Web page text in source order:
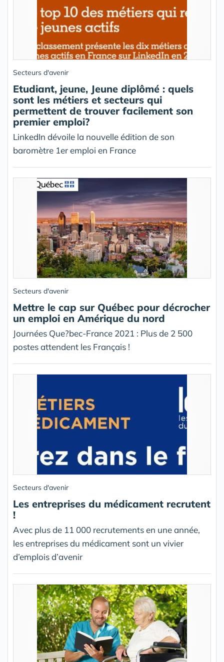
Secteurs d'avenir
Etudiant, jeune, Jeune diplômé : quels
sont les métiers et secteurs qui
permettent de trouver facilement son
premier emploi?
LinkedIn dévoile la nouvelle édition de son
baromètre 1er emploi en France
Secteurs d'avenir
Mettre le cap sur Québec pour décrocher
un emploi en Amérique du nord
Journées Que?bec-France 2021 : Plus de 2 500
postes attendent les Français !
Secteurs d'avenir
Les entreprises du médicament recrutent
!
Avec plus de 11 000 recrutements en une année,
les entreprises du médicament sont un vivier
d’emplois d’avenir